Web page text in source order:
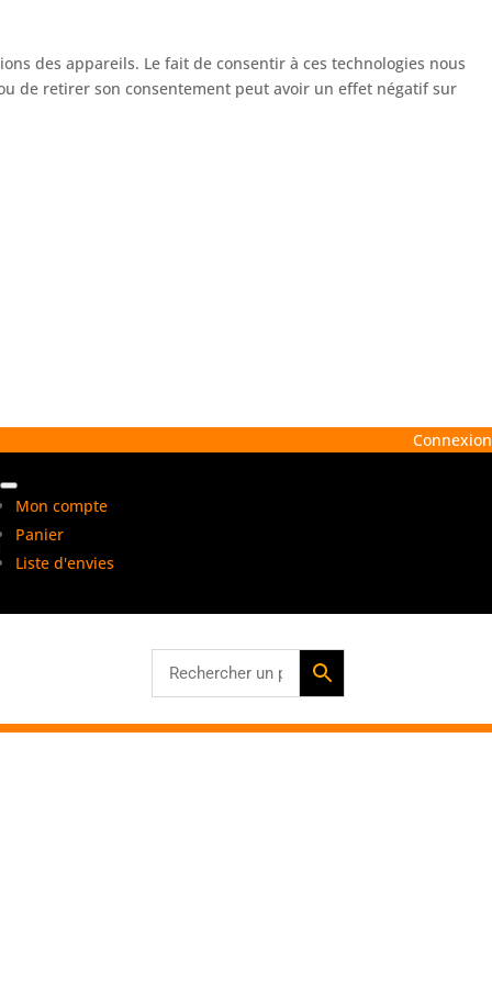
des appareils. Le fait de consentir à ces technologies nous
de retirer son consentement peut avoir un effet négatif sur
Connexion
îles
Mon compte
Panier
Liste d'envies